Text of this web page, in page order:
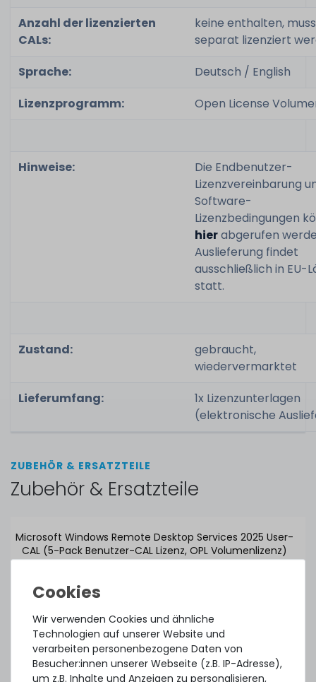
Anzahl der lizenzierten
CALs:
keine enthalten, muss
separat lizenziert
Sprache:
Deutsch / English
Lizenzprogramm:
Open License
Hinweise:
Die Endbenutzer-
Lizenzvereinbarung
Software-
Lizenzbedingungen
hierabgerufen
Auslieferung findet
ausschließlich in EU-
statt.
Zustand:
gebraucht,
wiedervermarktet
Lieferumfang:
1x Lizenzunterlagen
(elektronische
ZUBEHÖR & ERSATZTEILE
Zubehör & Ersatzteile
Microsoft Windows Remote Desktop Services 2025 User-
CAL (5-Pack Benutzer-CAL Lizenz, OPL Volumenlizenz)
641,24 € *
Wir verwenden Cookies und ähnliche
Technologien auf unserer Website und
verarbeiten personenbezogene Daten von
Besucher:innen unserer Webseite (z.B. IP-Adresse),
um z.B. Inhalte und Anzeigen zu personalisieren,